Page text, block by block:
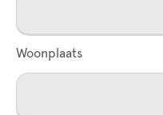
Woonplaats